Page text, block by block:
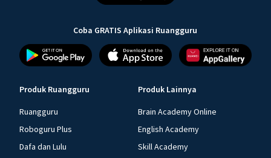
Coba GRATIS Aplikasi Ruangguru
Produk Ruangguru
Ruangguru
Roboguru Plus
Dafa dan Lulu
Produk Lainnya
Brain Academy Online
English Academy
Skill Academy